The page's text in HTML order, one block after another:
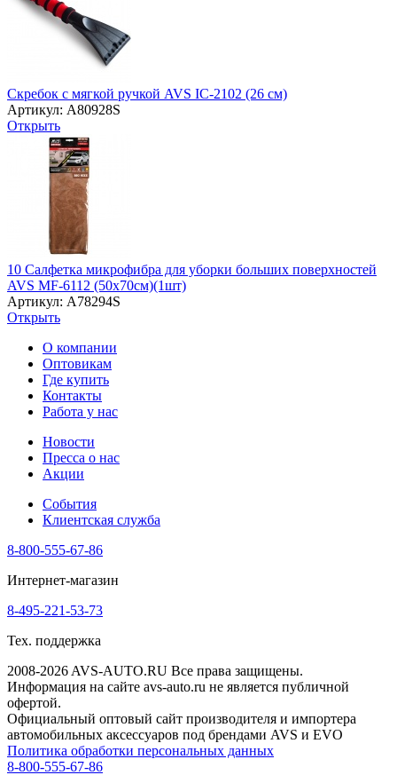
Скребок с мягкой ручкой AVS IC-2102 (26 см)
Артикул: A80928S
Открыть
10 Салфетка микрофибра для уборки больших поверхностей
AVS MF-6112 (50х70см)(1шт)
Артикул: A78294S
Открыть
О компании
Оптовикам
Где купить
Контакты
Работа у нас
Новости
Пресса о нас
Акции
События
Клиентская служба
8-800-555-67-86
Интернет-магазин
8-495-221-53-73
Тех. поддержка
2008-2026 AVS-AUTO.RU Все права защищены.
Информация на сайте avs-auto.ru не является публичной
офертой.
Официальный оптовый сайт производителя и импортера
автомобильных аксессуаров под брендами AVS и EVO
Политика обработки персональных данных
8-800-555-67-86